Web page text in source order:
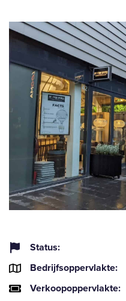
Status:
Bedrijfsoppervlakte:
Verkoopoppervlakte: